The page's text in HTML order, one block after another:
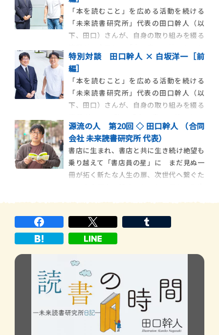
構」の会合、「書店・図書館等関係者にお
ける対話の場」、「文化創造基盤としての
書店振興プロジェクトチーム」車座ヒアリ
ング、「街の本屋さ
「本を読むこと」を広める活動を続ける
「未来読書研究所」代表の田口幹人（以
下、田口）さんが、自身の取り組みを綴る
た。白坂洋一（以下、白坂）先生は、筑波
大学附属小学校の国語科教諭として、児童
への読書推進活動に心血を注いでおられま
す。「読書離れ」が叫ばれて久しい今、ど
んなアプローチからそ
特別対談 田口幹人 × 白坂洋一［前
編］
「本を読むこと」を広める活動を続ける
「未来読書研究所」代表の田口幹人（以
下、田口）さんが、自身の取り組みを綴る
す。白坂洋一（以下、白坂）先生は、筑波
大学附属小学校の国語科教諭として、児童
への読書推進活動に心血を注いでおられま
す。「読書離れ」が叫ばれて久しい今、ど
んなアプローチからそれ
源流の人 第20回 ◇ 田口幹人 （合同
会社 未来読書研究所 代表）
書店に生まれ、書店と共に生き続け絶望も
乗り越えて「書店員の星」に まだ見ぬ一
冊が拓く新たな人生の扉、次世代へ繋ぐた
の本は、読む者を新たな世界へと繋ぐ扉だ
──。その信念のもと、本と向き合い続け
い磨き上げ、人物の活きる演劇空間を紡ぐ
劇作家 物語は運命に翻弄され流転しなが
らそれでも光の射す方へと観衆を導く 芝
居、ミュージカル、テレビドラマ。気鋭の
脚本家は舞台の枠を超えて等身大の「人
間」を描き出す。 この人の紡ぐ台詞は、
一言たりとも聞き逃したくない──。劇場